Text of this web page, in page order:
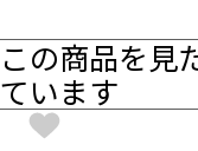
この商品を見
ています